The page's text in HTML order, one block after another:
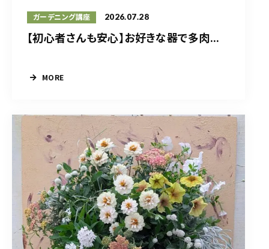
ガーデニング講座 2026.07.28
【初心者さんも安心】お好きな器で多肉...
MORE